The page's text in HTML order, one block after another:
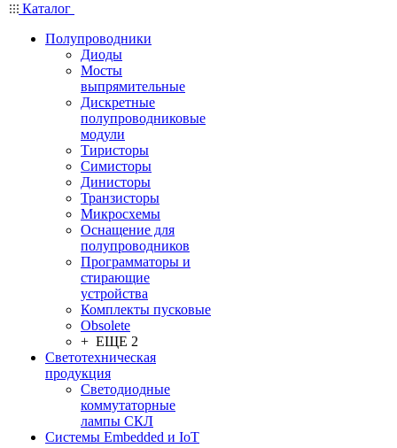
Каталог
Полупроводники
Диоды
Мосты
выпрямительные
Дискретные
полупроводниковые
модули
Тиристоры
Симисторы
Динисторы
Транзисторы
Микросхемы
Оснащение для
полупроводников
Программаторы и
стирающие
устройства
Комплекты пусковые
Obsolete
+ ЕЩЕ 2
Светотехническая
продукция
Светодиодные
коммутаторные
лампы СКЛ
Системы Embedded и IoT